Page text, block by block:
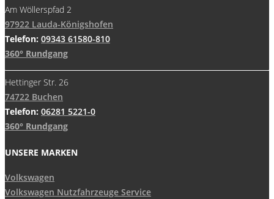
Am Wöllerspfad 2
97922 Lauda-Königshofen
Telefon: 09343 61580-810
360° Rundgang
Hettinger Str. 26
74722 Buchen
Telefon: 06281 5221-0
360° Rundgang
UNSERE MARKEN
Volkswagen
Volkswagen Nutzfahrzeuge Service